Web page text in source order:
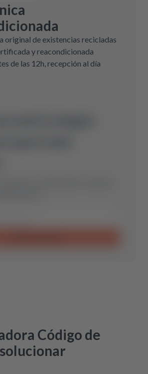
original de existencias recicladas
y reacondicionada
de las 12h, recepción al día
Código de
solucionar